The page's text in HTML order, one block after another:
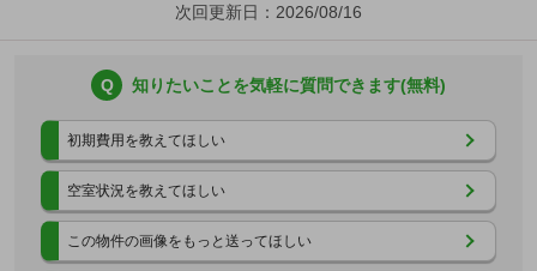
次回更新日：2026/08/16
Q 知りたいことを気軽に質問できます(無料)
初期費用を教えてほしい
空室状況を教えてほしい
この物件の画像をもっと送ってほしい